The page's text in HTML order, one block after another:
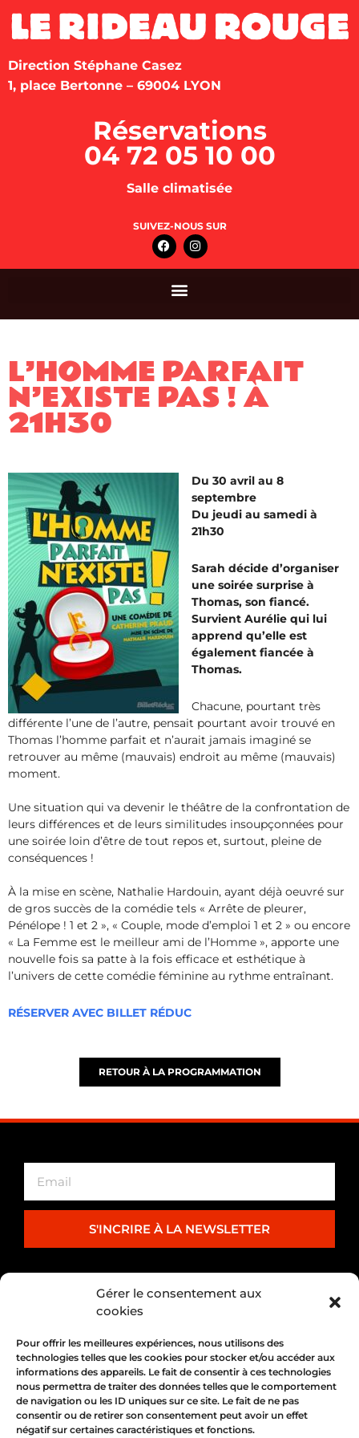
Gérer le consentement aux
cookies
Pour offrir les meilleures expériences, nous utilisons des
technologies telles que les cookies pour stocker et/ou accéder aux
informations des appareils. Le fait de consentir à ces technologies
nous permettra de traiter des données telles que le comportement
de navigation ou les ID uniques sur ce site. Le fait de ne pas
consentir ou de retirer son consentement peut avoir un effet
négatif sur certaines caractéristiques et fonctions.
Direction Stéphane Casez
1, place Bertonne – 69004 LYON
Réservations
04 72 05 10 00
Salle climatisée
SUIVEZ-NOUS SUR
L’HOMME PARFAIT
N’EXISTE PAS ! À
21H30
Du 30 avril au 8
septembre
Du jeudi au samedi à
21h30
Sarah décide d’organiser
une soirée surprise à
Thomas, son fiancé.
Survient Aurélie qui lui
apprend qu’elle est
également fiancée à
Thomas.
Chacune, pourtant très
différente l’une de l’autre, pensait pourtant avoir trouvé en
Thomas l’homme parfait et n’aurait jamais imaginé se
retrouver au même (mauvais) endroit au même (mauvais)
moment.
Une situation qui va devenir le théâtre de la confrontation de
leurs différences et de leurs similitudes insoupçonnées pour
une soirée loin d’être de tout repos et, surtout, pleine de
conséquences !
À la mise en scène, Nathalie Hardouin, ayant déjà oeuvré sur
de gros succès de la comédie tels « Arrête de pleurer,
Pénélope ! 1 et 2 », « Couple, mode d’emploi 1 et 2 » ou encore
« La Femme est le meilleur ami de l’Homme », apporte une
nouvelle fois sa patte à la fois efficace et esthétique à
l’univers de cette comédie féminine au rythme entraînant.
RÉSERVER AVEC BILLET RÉDUC
RETOUR À LA PROGRAMMATION
S'INCRIRE À LA NEWSLETTER
PARTENARIAT